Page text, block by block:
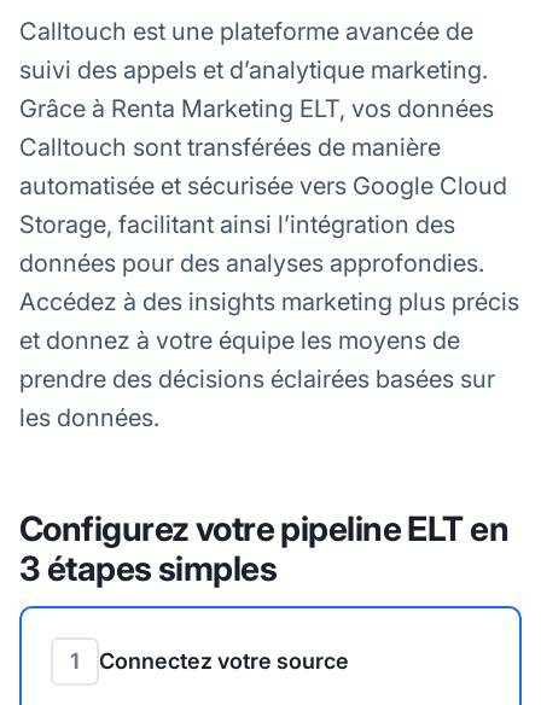
Calltouch est une plateforme avancée de
suivi des appels et d’analytique marketing.
Grâce à Renta Marketing ELT, vos données
Calltouch sont transférées de manière
automatisée et sécurisée vers Google Cloud
Storage, facilitant ainsi l’intégration des
données pour des analyses approfondies.
Accédez à des insights marketing plus précis
et donnez à votre équipe les moyens de
prendre des décisions éclairées basées sur
les données.
Configurez votre pipeline ELT en
3 étapes simples
1 Connectez votre source